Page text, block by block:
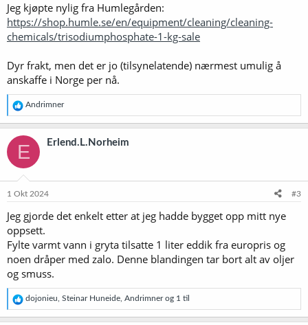
Jeg kjøpte nylig fra Humlegården:
https://shop.humle.se/en/equipment/cleaning/cleaning-
chemicals/trisodiumphosphate-1-kg-sale
Dyr frakt, men det er jo (tilsynelatende) nærmest umulig å
anskaffe i Norge per nå.
R
e
a
k
s
j
o
e
:
Andrimner
E Erlend.L.Norheim
1 Okt 2024 #3
Jeg gjorde det enkelt etter at jeg hadde bygget opp mitt nye
oppsett.
Fylte varmt vann i gryta tilsatte 1 liter eddik fra europris og
noen dråper med zalo. Denne blandingen tar bort alt av oljer
og smuss.
R
e
a
dojonieu Steinar Huneide Andrimnerog 1 til